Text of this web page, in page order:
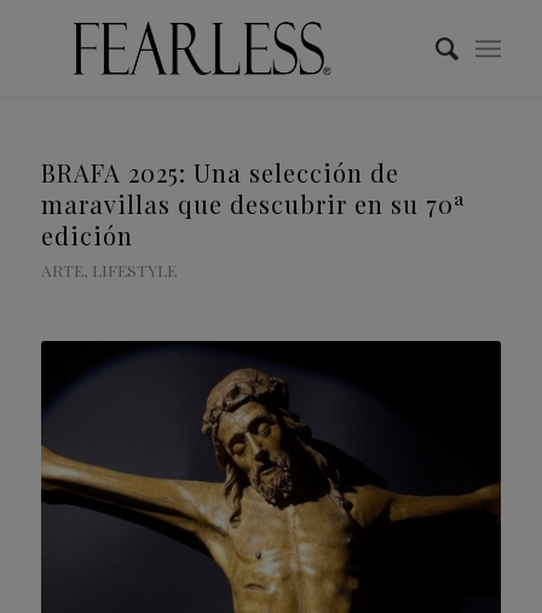
BRAFA 2025: Una selección de
maravillas que descubrir en su 70ª
edición
ARTE, LIFESTYLE